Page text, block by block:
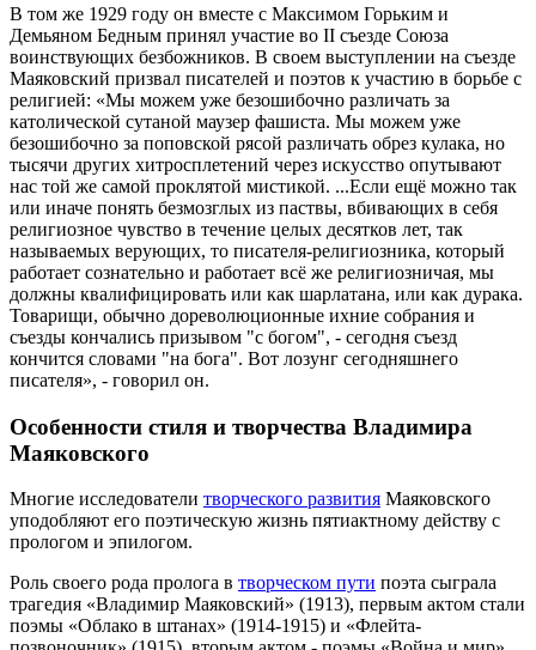
В том же 1929 году он вместе с Максимом Горьким и
Демьяном Бедным принял участие во II съезде Союза
воинствующих безбожников. В своем выступлении на съезде
Маяковский призвал писателей и поэтов к участию в борьбе с
религией: «Мы можем уже безошибочно различать за
католической сутаной маузер фашиста. Мы можем уже
безошибочно за поповской рясой различать обрез кулака, но
тысячи других хитросплетений через искусство опутывают
нас той же самой проклятой мистикой. ...Если ещё можно так
или иначе понять безмозглых из паствы, вбивающих в себя
религиозное чувство в течение целых десятков лет, так
называемых верующих, то писателя-религиозника, который
работает сознательно и работает всё же религиозничая, мы
должны квалифицировать или как шарлатана, или как дурака.
Товарищи, обычно дореволюционные ихние собрания и
съезды кончались призывом "с богом", - сегодня съезд
кончится словами "на бога". Вот лозунг сегодняшнего
писателя», - говорил он.
Особенности стиля и творчества Владимира
Маяковского
Многие исследователи творческого развития Маяковского
уподобляют его поэтическую жизнь пятиактному действу с
прологом и эпилогом.
Роль своего рода пролога в творческом пути поэта сыграла
трагедия «Владимир Маяковский» (1913), первым актом стали
поэмы «Облако в штанах» (1914-1915) и «Флейта-